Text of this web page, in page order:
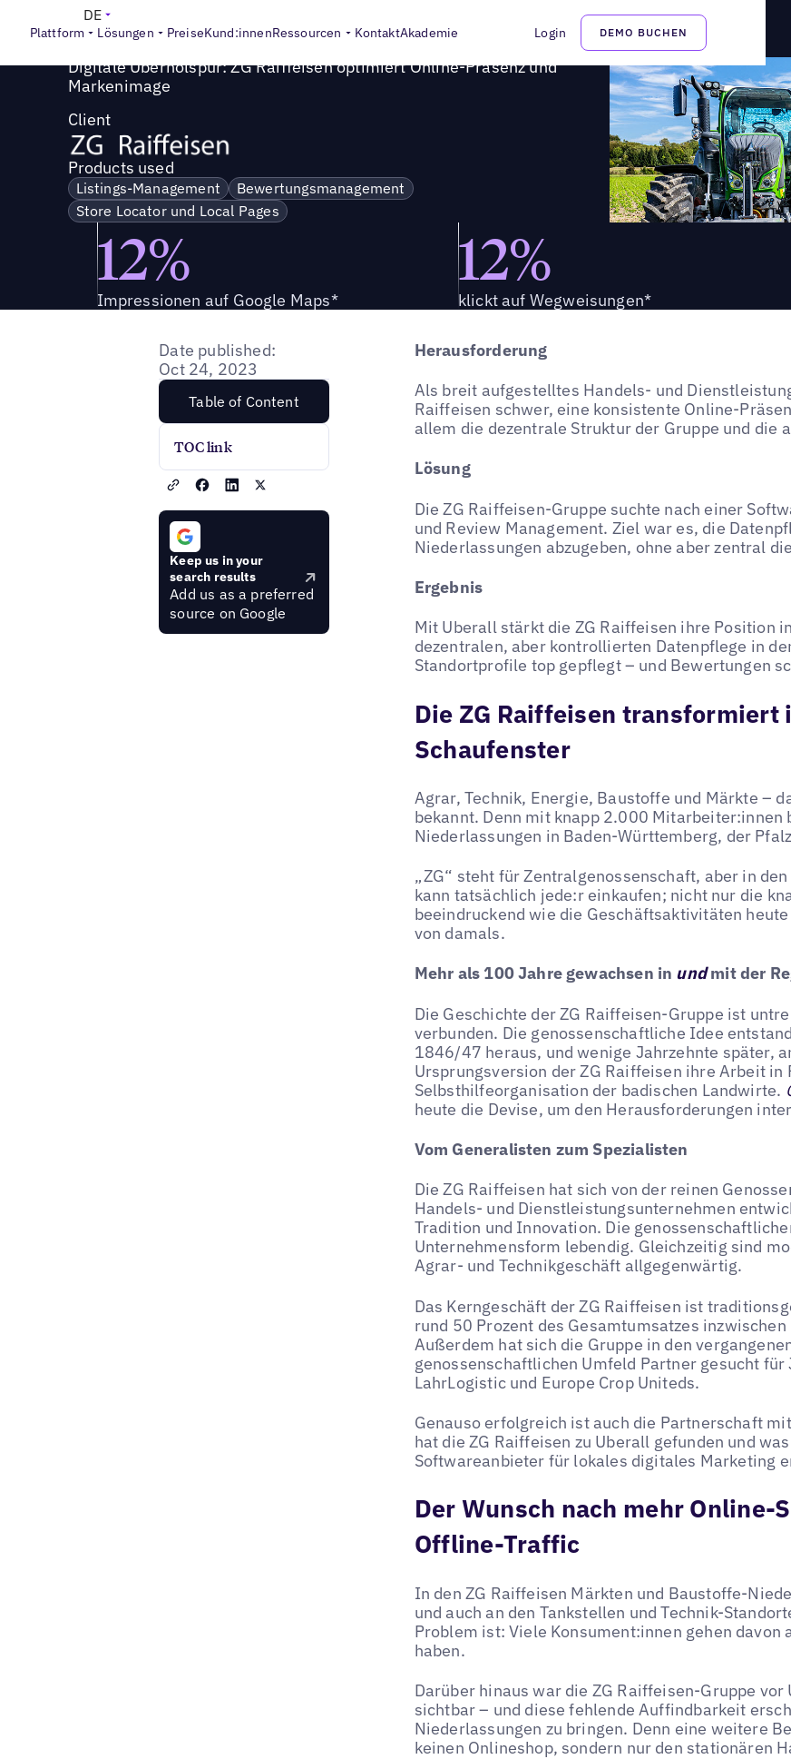
Plattform Lösungen PreiseKund:innenRessourcen KontaktAkademie Login DEMO BUCHEN
DE
Success Story
Digitale Überholspur: ZG Raiffeisen optimiert Online-Präsenz und
Markenimage
Client
Products used
Listings-Management
Bewertungsmanagement
Store Locator und Local Pages
12%
Impressionen auf Google Maps*
12%
klickt auf Wegweisungen*
Date published:
Oct 24, 2023
Table of Content
TOC link
Keep us in your
search results
Add us as a preferred
source on Google
Herausforderung
Als breit aufgestelltes Handels- und
Raiffeisen schwer, eine konsistente Online-
allem die dezentrale Struktur der Gruppe und die
Lösung
Die ZG Raiffeisen-Gruppe suchte nach einer
und Review Management. Ziel war es, die
Niederlassungen abzugeben, ohne aber zentral
Ergebnis
Mit Uberall stärkt die ZG Raiffeisen ihre Position
dezentralen, aber kontrollierten Datenpflege in
Standortprofile top gepflegt – und Bewertungen
Die ZG Raiffeisen transformiert
Schaufenster
Agrar, Technik, Energie, Baustoffe und Märkte –
bekannt. Denn mit knapp 2.000
Niederlassungen in Baden-Württemberg, der
„ZG“ steht für Zentralgenossenschaft, aber in
kann tatsächlich jede:r einkaufen; nicht nur die
beeindruckend wie die Geschäftsaktivitäten
von damals.
Mehr als 100 Jahre gewachsen in undmit der
Die Geschichte der ZG Raiffeisen-Gruppe ist
verbunden. Die genossenschaftliche Idee
1846/47 heraus, und wenige Jahrzehnte später,
Ursprungsversion der ZG Raiffeisen ihre Arbeit in
Selbsthilfeorganisation der badischen Landwirte.
heute die Devise, um den Herausforderungen
Vom Generalisten zum Spezialisten
Die ZG Raiffeisen hat sich von der reinen
Handels- und Dienstleistungsunternehmen
Tradition und Innovation. Die
Unternehmensform lebendig. Gleichzeitig sind
Agrar- und Technikgeschäft allgegenwärtig.
Das Kerngeschäft der ZG Raiffeisen ist
rund 50 Prozent des Gesamtumsatzes
Außerdem hat sich die Gruppe in den
genossenschaftlichen Umfeld Partner gesucht
LahrLogistic und Europe Crop Uniteds.
Genauso erfolgreich ist auch die Partnerschaft
hat die ZG Raiffeisen zu Uberall gefunden und
Softwareanbieter für lokales digitales Marketing
Der Wunsch nach mehr Online-
Offline-Traffic
In den ZG Raiffeisen Märkten und Baustoffe-
und auch an den Tankstellen und Technik-
Problem ist: Viele Konsument:innen gehen davon
haben.
Darüber hinaus war die ZG Raiffeisen-Gruppe
sichtbar – und diese fehlende Auffindbarkeit
Niederlassungen zu bringen. Denn eine weitere
keinen Onlineshop, sondern nur den stationären